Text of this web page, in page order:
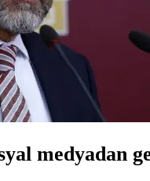
medyadan